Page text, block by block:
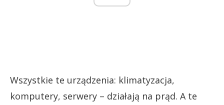
Wszystkie te urządzenia: klimatyzacja,
komputery, serwery – działają na prąd. A te